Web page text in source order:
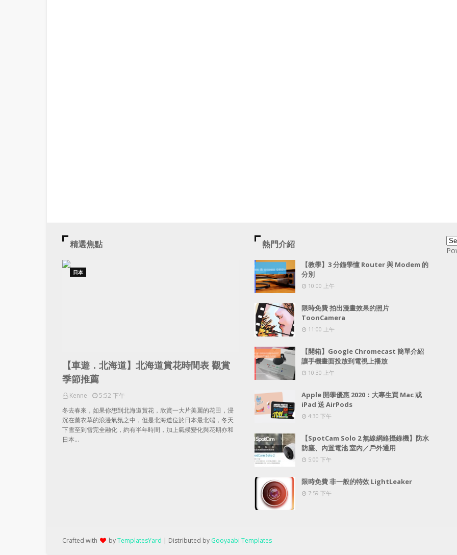
精選焦點
日本
【車遊．北海道】北海道賞花時間表 觀賞
季節推薦
Kenne
5:52 下午
冬去春來，如果你想到北海道賞花，欣賞一大片美麗的花田，浸
沉在薰衣草的浪漫氣氛之中，但是北海道位於日本最北端，冬天
下雪至到雪完全融化，約有半年時間，加上氣候變化與花期亦和
日本…
熱門介紹
【教學】3 分鐘學懂 Router 與 Modem 的
分別
10:00 上午
限時免費 拍出漫畫效果的照片
ToonCamera
11:00 上午
【開箱】Google Chromecast 簡單介紹
讓手機畫面投放到電視上播放
10:30 上午
Apple 開學優惠 2020：大專生買 Mac 或
iPad 送 AirPods
4:30 下午
【SpotCam Solo 2 無線網絡攝錄機】防水
防塵、內置電池 室內／戶外通用
5:00 下午
限時免費 非一般的特效 LightLeaker
7:59 下午
Crafted with byTemplatesYard | Distributed by Gooyaabi Templates